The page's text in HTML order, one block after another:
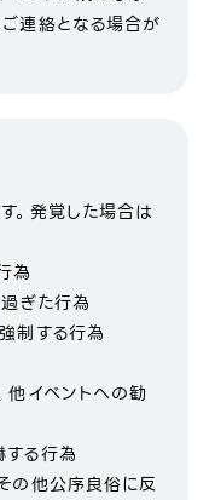
連絡となる場合が
。発覚した場合は
為
ぎた行為
制する行為
他イベントへの勧
る行為
の他公序良俗に反